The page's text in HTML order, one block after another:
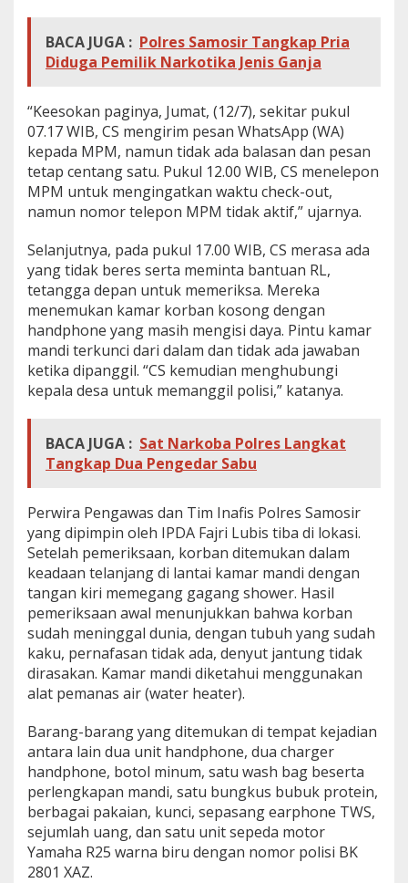
BACA JUGA : Polres Samosir Tangkap Pria
Diduga Pemilik Narkotika Jenis Ganja
“Keesokan paginya, Jumat, (12/7), sekitar pukul
07.17 WIB, CS mengirim pesan WhatsApp (WA)
kepada MPM, namun tidak ada balasan dan pesan
tetap centang satu. Pukul 12.00 WIB, CS menelepon
MPM untuk mengingatkan waktu check-out,
namun nomor telepon MPM tidak aktif,” ujarnya.
Selanjutnya, pada pukul 17.00 WIB, CS merasa ada
yang tidak beres serta meminta bantuan RL,
tetangga depan untuk memeriksa. Mereka
menemukan kamar korban kosong dengan
handphone yang masih mengisi daya. Pintu kamar
mandi terkunci dari dalam dan tidak ada jawaban
ketika dipanggil. “CS kemudian menghubungi
kepala desa untuk memanggil polisi,” katanya.
BACA JUGA : Sat Narkoba Polres Langkat
Tangkap Dua Pengedar Sabu
Perwira Pengawas dan Tim Inafis Polres Samosir
yang dipimpin oleh IPDA Fajri Lubis tiba di lokasi.
Setelah pemeriksaan, korban ditemukan dalam
keadaan telanjang di lantai kamar mandi dengan
tangan kiri memegang gagang shower. Hasil
pemeriksaan awal menunjukkan bahwa korban
sudah meninggal dunia, dengan tubuh yang sudah
kaku, pernafasan tidak ada, denyut jantung tidak
dirasakan. Kamar mandi diketahui menggunakan
alat pemanas air (water heater).
Barang-barang yang ditemukan di tempat kejadian
antara lain dua unit handphone, dua charger
handphone, botol minum, satu wash bag beserta
perlengkapan mandi, satu bungkus bubuk protein,
berbagai pakaian, kunci, sepasang earphone TWS,
sejumlah uang, dan satu unit sepeda motor
Yamaha R25 warna biru dengan nomor polisi BK
2801 XAZ.